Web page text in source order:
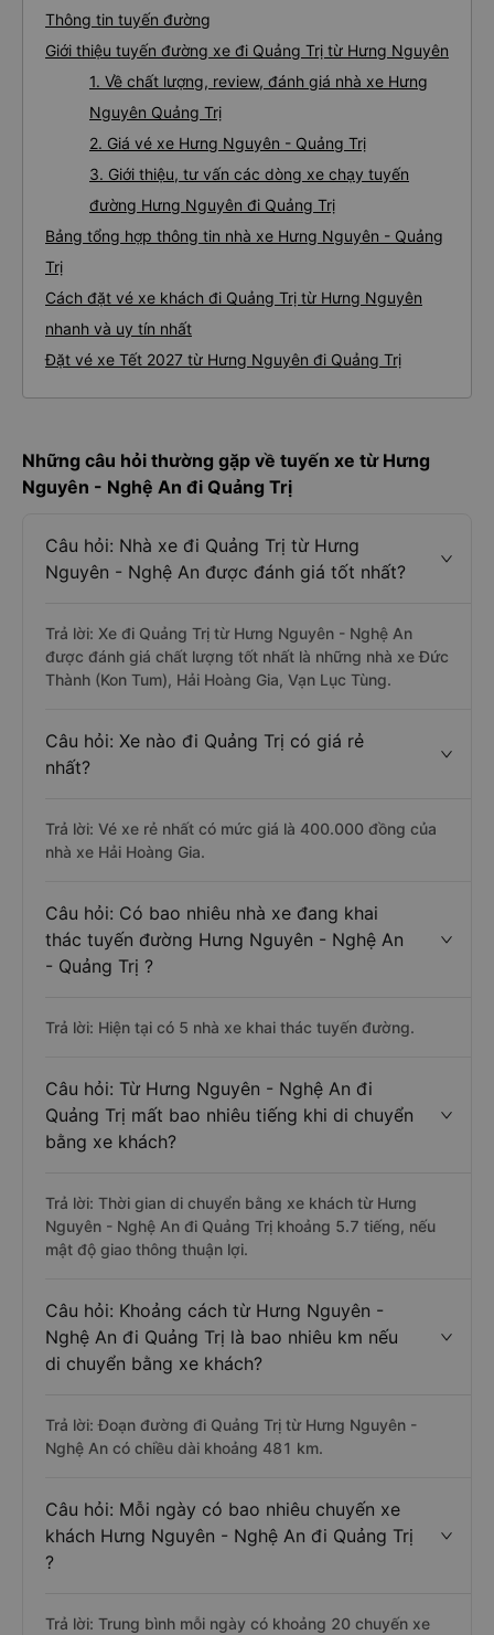
Thông tin tuyến đường
Giới thiệu tuyến đường xe đi Quảng Trị từ Hưng Nguyên
1. Về chất lượng, review, đánh giá nhà xe Hưng
Nguyên Quảng Trị
2. Giá vé xe Hưng Nguyên - Quảng Trị
3. Giới thiệu, tư vấn các dòng xe chạy tuyến
đường Hưng Nguyên đi Quảng Trị
Bảng tổng hợp thông tin nhà xe Hưng Nguyên - Quảng
Trị
Cách đặt vé xe khách đi Quảng Trị từ Hưng Nguyên
nhanh và uy tín nhất
Đặt vé xe Tết 2027 từ Hưng Nguyên đi Quảng Trị
Những câu hỏi thường gặp về tuyến xe từ Hưng
Nguyên - Nghệ An đi Quảng Trị
Câu hỏi: Nhà xe đi Quảng Trị từ Hưng
Nguyên - Nghệ An được đánh giá tốt nhất?
Trả lời: Xe đi Quảng Trị từ Hưng Nguyên - Nghệ An
được đánh giá chất lượng tốt nhất là những nhà xe Đức
Thành (Kon Tum), Hải Hoàng Gia, Vạn Lục Tùng.
Câu hỏi: Xe nào đi Quảng Trị có giá rẻ
nhất?
Trả lời: Vé xe rẻ nhất có mức giá là 400.000 đồng của
nhà xe Hải Hoàng Gia.
Câu hỏi: Có bao nhiêu nhà xe đang khai
thác tuyến đường Hưng Nguyên - Nghệ An
- Quảng Trị ?
Trả lời: Hiện tại có 5 nhà xe khai thác tuyến đường.
Câu hỏi: Từ Hưng Nguyên - Nghệ An đi
Quảng Trị mất bao nhiêu tiếng khi di chuyển
bằng xe khách?
Trả lời: Thời gian di chuyển bằng xe khách từ Hưng
Nguyên - Nghệ An đi Quảng Trị khoảng 5.7 tiếng, nếu
mật độ giao thông thuận lợi.
Câu hỏi: Khoảng cách từ Hưng Nguyên -
Nghệ An đi Quảng Trị là bao nhiêu km nếu
di chuyển bằng xe khách?
Trả lời: Đoạn đường đi Quảng Trị từ Hưng Nguyên -
Nghệ An có chiều dài khoảng 481 km.
Câu hỏi: Mỗi ngày có bao nhiêu chuyến xe
khách Hưng Nguyên - Nghệ An đi Quảng Trị
?
Trả lời: Trung bình mỗi ngày có khoảng 20 chuyến xe